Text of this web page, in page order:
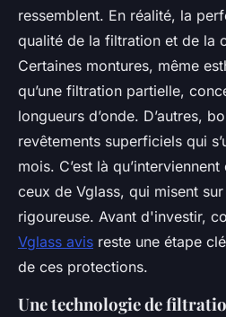
ressemblent. En réalité, la
qualité de la filtration et de la
Certaines montures, même
qu’une filtration partielle,
longueurs d’onde. D’autres,
revêtements superficiels qui
mois. C’est là
ceux de Vglass, qui misent
rigoureuse. Avant d'investir,
Vglass avis reste une étape
de ces protections.
Une technologie de